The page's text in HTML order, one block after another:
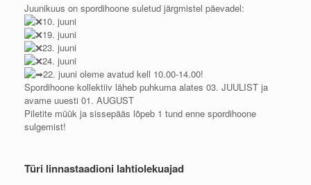
Juunikuus on spordihoone suletud järgmistel päevadel:
10. juuni
19. juuni
23. juuni
24. juuni
22. juuni oleme avatud kell 10.00-14.00!
Spordihoone kollektiiv läheb puhkuma alates 03. JUULIST ja
avame uuesti 01. AUGUST
Piletite müük ja sissepääs lõpeb 1 tund enne spordihoone
sulgemist!
Türi linnastaadioni lahtiolekuajad